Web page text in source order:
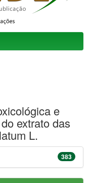
e
extrato das
L.
383